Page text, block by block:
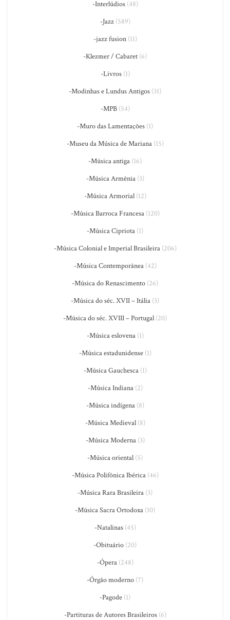
-Interlúdios(48)
-Jazz(589)
-jazz fusion(11)
-Klezmer / Cabaret (6)
-Livros(1)
-Modinhas e Lundus Antigos (31)
-MPB(54)
-Muro das Lamentações (1)
-Museu da Música de Mariana(15)
-Música antiga (16)
-Música Armênia(3)
-Música Armorial(12)
-Música Barroca Francesa(120)
-Música Cipriota (1)
-Música Colonial e Imperial Brasileira(206)
-Música Contemporânea(42)
-Música do Renascimento (26)
-Música do séc. XVII – Itália (3)
-Música do séc. XVIII – Portugal (20)
-Música eslovena(1)
-Música estadunidense(1)
-Música Gauchesca(1)
-Música Indiana(2)
-Música indígena(8)
-Música Medieval(8)
-Música Moderna(3)
-Música oriental (5)
-Música Polifônica Ibérica(46)
-Música Rara Brasileira (3)
-Música Sacra Ortodoxa (10)
-Natalinas(45)
-Obituário (20)
-Ópera(248)
-Órgão moderno (7)
-Pagode (1)
-Partituras de Autores Brasileiros(6)